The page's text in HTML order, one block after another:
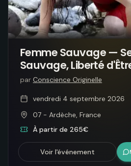
Femme Sauvage —
Sauvage, Liberté
par Conscience Originelle
vendredi 4 septembre 2026
07 - Ardèche, France
À partir de 265€
Voir l'événement